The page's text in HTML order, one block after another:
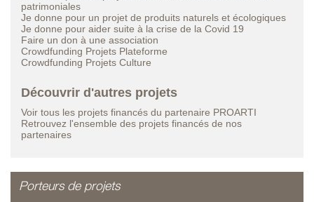
patrimoniales
Je donne pour un projet de produits naturels et écologiques
Je donne pour aider suite à la crise de la Covid 19
Faire un don à une association
Crowdfunding Projets Plateforme
Crowdfunding Projets Culture
Découvrir d'autres projets
Voir tous les projets financés du partenaire PROARTI
Retrouvez l'ensemble des projets financés de nos
partenaires
Porteurs de projets